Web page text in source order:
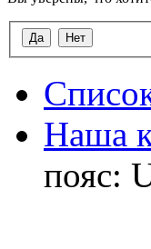
Наша
пояс: